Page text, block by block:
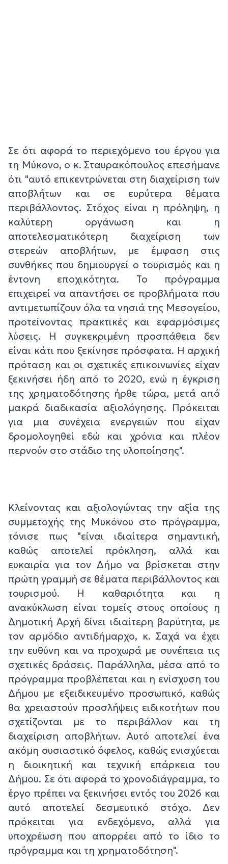
Σε ότι αφορά το περιεχόμενο του έργου για
τη Μύκονο, ο κ. Σταυρακόπουλος επεσήμανε
ότι "αυτό επικεντρώνεται στη διαχείριση των
αποβλήτων και σε ευρύτερα θέματα
περιβάλλοντος. Στόχος είναι η πρόληψη, η
καλύτερη οργάνωση και η
αποτελεσματικότερη διαχείριση των
στερεών αποβλήτων, με έμφαση στις
συνθήκες που δημιουργεί ο τουρισμός και η
έντονη εποχικότητα. Το πρόγραμμα
επιχειρεί να απαντήσει σε προβλήματα που
αντιμετωπίζουν όλα τα νησιά της Μεσογείου,
προτείνοντας πρακτικές και εφαρμόσιμες
λύσεις. Η συγκεκριμένη προσπάθεια δεν
είναι κάτι που ξεκίνησε πρόσφατα. Η αρχική
πρόταση και οι σχετικές επικοινωνίες είχαν
ξεκινήσει ήδη από το 2020, ενώ η έγκριση
της χρηματοδότησης ήρθε τώρα, μετά από
μακρά διαδικασία αξιολόγησης. Πρόκειται
για μια συνέχεια ενεργειών που είχαν
δρομολογηθεί εδώ και χρόνια και πλέον
περνούν στο στάδιο της υλοποίησης".
Κλείνοντας και αξιολογώντας την αξία της
συμμετοχής της Μυκόνου στο πρόγραμμα,
τόνισε πως "είναι ιδιαίτερα σημαντική,
καθώς αποτελεί πρόκληση, αλλά και
ευκαιρία για τον Δήμο να βρίσκεται στην
πρώτη γραμμή σε θέματα περιβάλλοντος και
τουρισμού. Η καθαριότητα και η
ανακύκλωση είναι τομείς στους οποίους η
Δημοτική Αρχή δίνει ιδιαίτερη βαρύτητα, με
τον αρμόδιο αντιδήμαρχο, κ. Σαχά να έχει
την ευθύνη και να προχωρά με συνέπεια τις
σχετικές δράσεις. Παράλληλα, μέσα από το
πρόγραμμα προβλέπεται και η ενίσχυση του
Δήμου με εξειδικευμένο προσωπικό, καθώς
θα χρειαστούν προσλήψεις ειδικοτήτων που
σχετίζονται με το περιβάλλον και τη
διαχείριση αποβλήτων. Αυτό αποτελεί ένα
ακόμη ουσιαστικό όφελος, καθώς ενισχύεται
η διοικητική και τεχνική επάρκεια του
Δήμου. Σε ότι αφορά το χρονοδιάγραμμα, το
έργο πρέπει να ξεκινήσει εντός του 2026 και
αυτό αποτελεί δεσμευτικό στόχο. Δεν
πρόκειται για ενδεχόμενο, αλλά για
υποχρέωση που απορρέει από το ίδιο το
πρόγραμμα και τη χρηματοδότηση".